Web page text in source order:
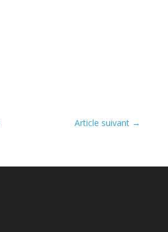
Article suivant →